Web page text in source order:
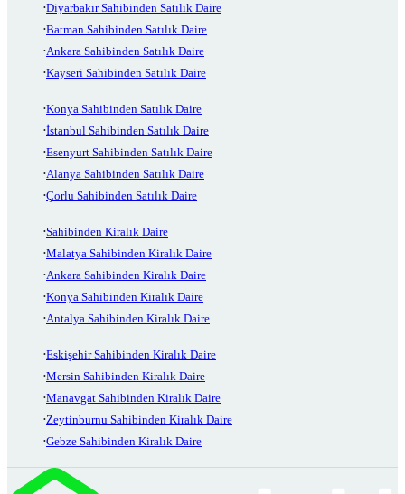
Diyarbakır Sahibinden Satılık Daire
Batman Sahibinden Satılık Daire
Ankara Sahibinden Satılık Daire
Kayseri Sahibinden Satılık Daire
Konya Sahibinden Satılık Daire
İstanbul Sahibinden Satılık Daire
Esenyurt Sahibinden Satılık Daire
Alanya Sahibinden Satılık Daire
Çorlu Sahibinden Satılık Daire
Sahibinden Kiralık Daire
Malatya Sahibinden Kiralık Daire
Ankara Sahibinden Kiralık Daire
Konya Sahibinden Kiralık Daire
Antalya Sahibinden Kiralık Daire
Eskişehir Sahibinden Kiralık Daire
Mersin Sahibinden Kiralık Daire
Manavgat Sahibinden Kiralık Daire
Zeytinburnu Sahibinden Kiralık Daire
Gebze Sahibinden Kiralık Daire